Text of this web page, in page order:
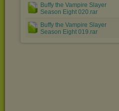
Buffy the Vampire Slayer
Season Eight 020.rar
Buffy the Vampire Slayer
Season Eight 019.rar